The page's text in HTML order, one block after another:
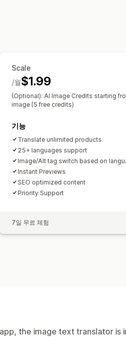
Scale
$1.99
/월
(Optional): AI Image Credits starting
image (5 free credits)
기능
Translate unlimited products
25+ languages support
Image/Alt tag switch based on
Instant Previews
SEO optimized content
Priority Support
7일 무료 체험
the image text translator is